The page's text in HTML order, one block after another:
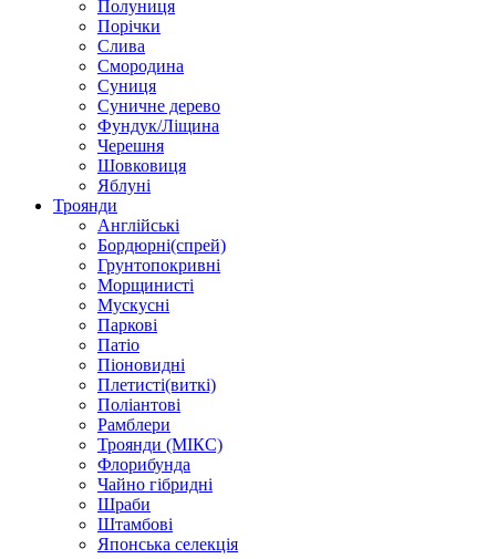
Полуниця
Порічки
Слива
Смородина
Суниця
Суничне дерево
Фундук/Ліщина
Черешня
Шовковиця
Яблуні
Троянди
Англійські
Бордюрні(спрей)
Грунтопокривні
Морщинисті
Мускусні
Паркові
Патіо
Піоновидні
Плетисті(виткі)
Поліантові
Рамблери
Троянди (МІКС)
Флорибунда
Чайно гібридні
Шраби
Штамбові
Японська селекція